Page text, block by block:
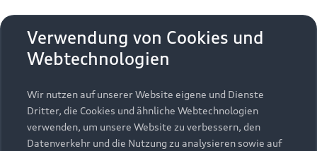
Zurück nach oben
Modelle
Alle Modelle
Modelle vergleichen
Kaufen & leasen
Neuwagensuche
Service & Zubehör
Verwendung von Cookies und
Webtechnologien
Wir nutzen auf unserer Website eigene und Dienste
Dritter, die Cookies und ähnliche Webtechnologien
verwenden, um unsere Website zu verbessern, den
Datenverkehr und die Nutzung zu analysieren sowie auf